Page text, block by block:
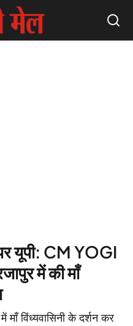
यूपी: CM YOGI
में की माँ
माँ विंध्यवासिनी के दर्शन कर